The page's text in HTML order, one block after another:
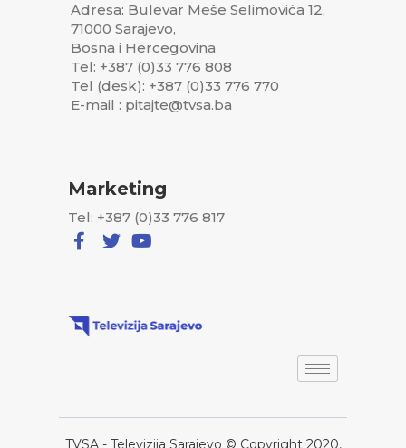
Adresa: Bulevar Meše Selimovića 12,
71000 Sarajevo,
Bosna i Hercegovina
Tel: +387 (0)33 776 808
Tel (desk): +387 (0)33 776 770
E-mail : pitajte@tvsa.ba
Marketing
Tel: +387 (0)33 776 817
TVSA - Televizija Sarajevo © Copyright 2020,